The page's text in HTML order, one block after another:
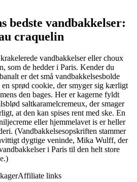
bedste vandbakkelser:
craquelin
vandbakkelser eller choux
som de hedder i Paris. Kender du
er det små vandbakkelsesbolde
en sprød cookie, der smyger sig kærligt
den bages. Her er kagerne fyldt
saltkaramelcremeux, der smager
at den kan spises rent med ske. En
eller hjemmelavet is er heller
(Vandbakkelsesopskriften stammer
dygtige veninde, Mika Wulff, der
i Paris til den helt store
Affiliate links